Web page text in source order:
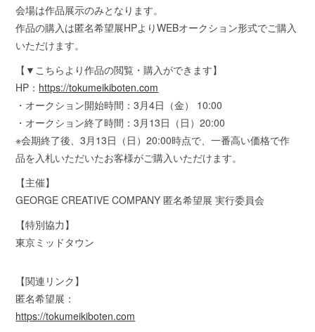
会場は作品展⽰のみとなります。
作品の購⼊は匿名希望展HPよりWEBオークション形式でご購⼊
いただけます。
【▼こちらより作品の閲覧・購⼊ができます】
HP： https://tokumeikiboten.com
・オークション開始時間：3⽉4⽇（⾦） 10:00
・オークション終了時間：3⽉13⽇（⽇）20:00
※会期終了後、3⽉13⽇（⽇）20:00時点で、⼀番高い価格で作
品を⼊札いただいたお客様がご購⼊いただけます。
【主催】
GEORGE CREATIVE COMPANY 匿名希望展 実行委員会
【特別協力】
東京ミッドタウン
【関連リンク】
匿名希望展：
https://tokumeikiboten.com